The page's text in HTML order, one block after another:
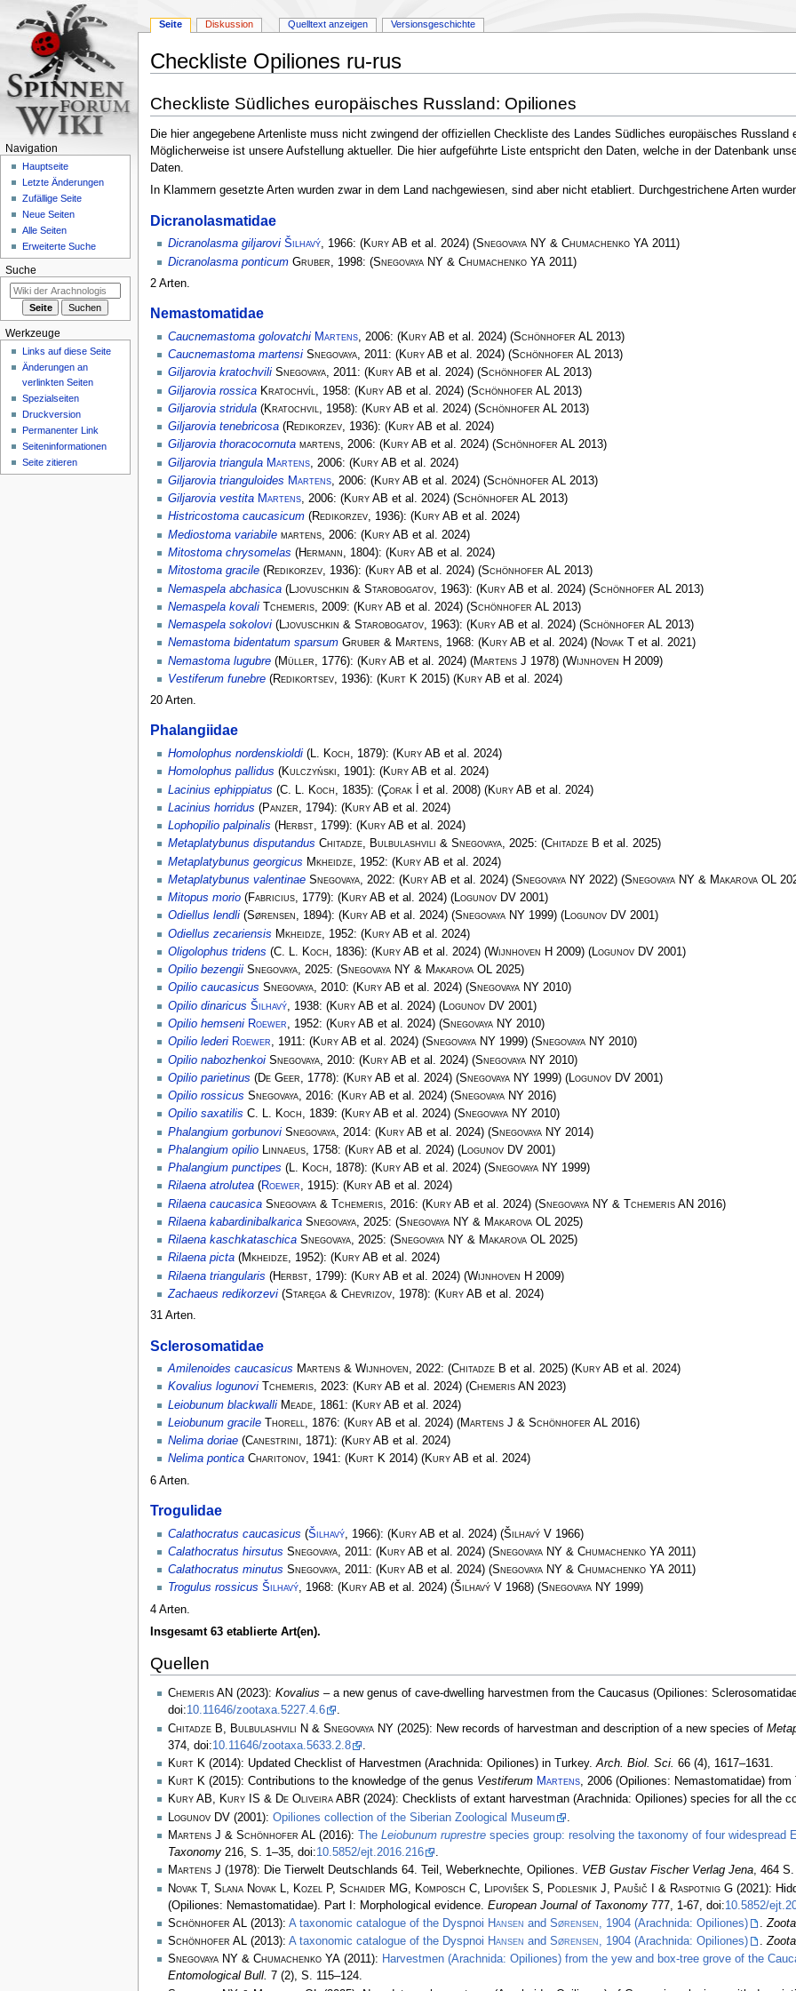
Checkliste Opiliones ru-rus
Navigation
springen
Suche
springen
Checkliste Südliches europäisches Russland: Opiliones
Die hier angegebene Artenliste muss nicht zwingend der offiziellen Checkliste des Landes Südliches europäisches
Möglicherweise ist unsere Aufstellung aktueller. Die hier aufgeführte Liste entspricht den Daten, welche in der Datenbank
Daten.
In Klammern gesetzte Arten wurden zwar in dem Land nachgewiesen, sind aber nicht etabliert. Durchgestrichene Arten
Dicranolasmatidae
Dicranolasma giljarovi Šilhavý, 1966: (Kury AB et al. 2024) (Snegovaya NY & Chumachenko YA2011)
Dicranolasma ponticum Gruber , 1998: (Snegovaya NY & Chumachenko YA2011)
2 Arten.
Nemastomatidae
Caucnemastoma golovatchi Martens, 2006: (Kury AB et al. 2024) (Schönhofer AL
2013)
Caucnemastoma martensi Snegovaya, 2011: (Kury AB et al. 2024) (Schönhofer AL2013)
Giljarovia kratochvili Snegovaya, 2011: (Kury AB et al. 2024) (Schönhofer AL2013)
Giljarovia rossica Kratochvíl , 1958: (Kury AB et al. 2024) (Schönhofer AL
2013)
Giljarovia stridula(Kratochvil, 1958): (Kury AB et al. 2024) (Schönhofer AL2013)
Giljarovia tenebricosa(Redikorzev, 1936): (Kury AB et al. 2024)
Giljarovia thoracocornuta martens, 2006: (Kury AB et al. 2024) (Schönhofer AL2013)
Giljarovia triangula Martens, 2006: (Kury AB et al. 2024)
Giljarovia trianguloides Martens, 2006: (Kury AB et al. 2024) (Schönhofer AL2013)
Giljarovia vestita Martens, 2006: (Kury AB et al. 2024) (Schönhofer AL2013)
Histricostoma caucasicum(Redikorzev, 1936): (Kury AB et al. 2024)
Mediostoma variabile martens, 2006: (Kury AB et al. 2024)
Mitostoma chrysomelas (Hermann, 1804): (Kury AB et al. 2024)
Mitostoma gracile(Redikorzev, 1936): (Kury AB et al. 2024) (Schönhofer AL2013)
Nemaspela abchasica(Ljovuschkin & Starobogatov, 1963): (Kury AB et al. 2024) (Schönhofer AL
2013)
Nemaspela kovali Tchemeris, 2009: (Kury AB et al. 2024) (Schönhofer AL
2013)
Nemaspela sokolovi(Ljovuschkin & Starobogatov, 1963): (Kury AB et al. 2024) (Schönhofer AL2013)
Nemastoma bidentatum sparsum Gruber & Martens, 1968: (Kury AB et al. 2024) (Novak T
et al. 2021)
Nemastoma lugubre(Müller , 1776): (Kury AB et al. 2024) (Martens J 1978) (Wijnhoven H 2009)
Vestiferum funebre(Redikortsev, 1936): (Kurt K2015) (Kury AB et al. 2024)
20 Arten.
Phalangiidae
Homolophus nordenskioldi(L. Koch, 1879): (Kury AB et al. 2024)
Homolophus pallidus (Kulczyński, 1901): (Kury AB et al. 2024)
Lacinius ephippiatus (C. L. Koch , 1835): (Çorak İ et al. 2008) (Kury AB et al. 2024)
Lacinius horridus (Panzer, 1794): (Kury AB et al. 2024)
Lophopilio palpinalis (Herbst, 1799): (Kury AB et al. 2024)
Metaplatybunus disputandus Chitadze, Bulbulashvili & Snegovaya, 2025: (Chitadze B et al. 2025)
Metaplatybunus georgicus Mkheidze, 1952: (Kury AB et al. 2024)
Metaplatybunus valentinae Snegovaya, 2022: (Kury AB et al. 2024) (Snegovaya NY2022) (Snegovaya NY & Makarova OL
Mitopus morio(Fabricius, 1779): (Kury AB et al. 2024) (Logunov DV 2001)
Odiellus lendli(Sørensen, 1894): (Kury AB et al. 2024) (Snegovaya NY 1999) (Logunov DV 2001)
Odiellus zecariensis Mkheidze, 1952: (Kury AB et al. 2024)
Oligolophus tridens (C. L. Koch, 1836): (Kury AB et al. 2024) (Wijnhoven H 2009) (Logunov DV 2001)
Opilio bezengii Snegovaya, 2025: (Snegovaya NY & Makarova OL2025)
Opilio caucasicus Snegovaya, 2010: (Kury AB et al. 2024) (Snegovaya NY 2010)
Opilio dinaricus Šilhavý, 1938: (Kury AB et al. 2024) (Logunov DV2001)
Opilio hemseni Roewer, 1952: (Kury AB et al. 2024) (Snegovaya NY 2010)
Opilio lederi Roewer, 1911: (Kury AB et al. 2024) (Snegovaya NY 1999) (Snegovaya NY 2010)
Opilio nabozhenkoi Snegovaya, 2010: (Kury AB et al. 2024) (Snegovaya NY2010)
Opilio parietinus (De Geer , 1778): (Kury AB et al. 2024) (Snegovaya NY1999) (Logunov DV2001)
Opilio rossicus Snegovaya, 2016: (Kury AB et al. 2024) (Snegovaya NY 2016)
Opilio saxatilis C. L. Koch, 1839: (Kury AB et al. 2024) (Snegovaya NY 2010)
Phalangium gorbunovi Snegovaya, 2014: (Kury AB et al. 2024) (Snegovaya NY2014)
Phalangium opilio Linnaeus, 1758: (Kury AB et al. 2024) (Logunov DV2001)
Phalangium punctipes (L. Koch, 1878): (Kury AB et al. 2024) (Snegovaya NY 1999)
Rilaena atrolutea(Roewer, 1915): (Kury AB et al. 2024)
Rilaena caucasica Snegovaya & Tchemeris, 2016: (Kury AB et al. 2024) (Snegovaya NY & Tchemeris AN 2016)
Rilaena kabardinibalkarica Snegovaya, 2025: (Snegovaya NY & Makarova OL2025)
Rilaena kaschkataschica Snegovaya, 2025: (Snegovaya NY & Makarova OL2025)
Rilaena picta(Mkheidze, 1952): (Kury AB et al. 2024)
Rilaena triangularis (Herbst, 1799): (Kury AB et al. 2024) (Wijnhoven H 2009)
Zachaeus redikorzevi(Staręga & Chevrizov, 1978): (Kury AB et al. 2024)
31 Arten.
Sclerosomatidae
Amilenoides caucasicus Martens & Wijnhoven, 2022: (Chitadze B et al. 2025) (Kury AB et al. 2024)
Kovalius logunovi
Tchemeris, 2023: (Kury AB et al. 2024) (Chemeris AN 2023)
Leiobunum blackwalli Meade, 1861: (Kury AB et al. 2024)
Leiobunum gracile
Thorell, 1876: (Kury AB et al. 2024) (Martens J & Schönhofer AL2016)
Nelima doriae(Canestrini, 1871): (Kury AB et al. 2024)
Nelima pontica Charitonov, 1941: (Kurt K2014) (Kury AB et al. 2024)
6 Arten.
Trogulidae
Calathocratus caucasicus (Šilhavý, 1966): (Kury AB et al. 2024) (Šilhavý V1966)
Calathocratus hirsutus Snegovaya, 2011: (Kury AB et al. 2024) (Snegovaya NY & Chumachenko YA2011)
Calathocratus minutus Snegovaya, 2011: (Kury AB et al. 2024) (Snegovaya NY & Chumachenko YA2011)
Trogulus rossicus Šilhavý, 1968: (Kury AB et al. 2024) (Šilhavý V 1968) (Snegovaya NY 1999)
4 Arten.
Insgesamt 63 etablierte Art(en).
Quellen
Chemeris AN (2023): Kovalius – a new genus of cave-dwelling harvestmen from the Caucasus (Opiliones:
doi:10.11646/zootaxa.5227.4.6
.
Chitadze B, Bulbulashvili N & Snegovaya NY(2025): New records of harvestman and description of a new species of
374, doi:10.11646/zootaxa.5633.2.8
Kurt K(2014): Updated Checklist of Harvestmen (Arachnida: Opiliones) in Turkey.Arch. Biol. Sci. 66 (4), 1617–1631.
Kurt K(2015): Contributions to the knowledge of the genus Vestiferum Martens, 2006 (Opiliones: Nemastomatidae)
Kury AB, Kury IS & De Oliveira ABR(2024): Checklists of extant harvestman (Arachnida: Opiliones) species for all the
Logunov DV(2001): Opiliones collection of the Siberian Zoological Museum
Martens J & Schönhofer AL(2016): The Leiobunum ruprestrespecies group: resolving the taxonomy of four widespread
Taxonomy216, S. 1–35, doi:10.5852/ejt.2016.216
.
Martens J (1978): Die Tierwelt Deutschlands 64. Teil, Weberknechte, Opiliones. VEB Gustav Fischer Verlag Jena, 464 S.
Novak T, Slana Novak L, Kozel P, Schaider MG, Komposch C, Lipovišek S, Podlesnik J, Paušič I & Raspotnig G(2021):
(Opiliones: Nemastomatidae). Part I: Morphological evidence. European Journal of Taxonomy777, 1-67, doi:10.5852/
Schönhofer AL
(2013): A taxonomic catalogue of the Dyspnoi Hansen and Sørensen , 1904 (Arachnida: Opiliones)
Schönhofer AL(2013): A taxonomic catalogue of the Dyspnoi Hansen and Sørensen, 1904 (Arachnida: Opiliones) .
Snegovaya NY & Chumachenko YA(2011): Harvestmen (Arachnida: Opiliones) from the yew and box-tree grove of the
Entomological Bull. 7 (2), S. 115–124.
Seite Diskussion Quelltext anzeigen Versionsgeschichte
Navigation
Hauptseite
Letzte Änderungen
Zufällige Seite
Neue Seiten
Alle Seiten
Erweiterte Suche
Suche
Werkzeuge
Links auf diese Seite
Änderungen an
verlinkten Seiten
Spezialseiten
Druckversion
Permanenter Link
Seiten­­informationen
Seite zitieren